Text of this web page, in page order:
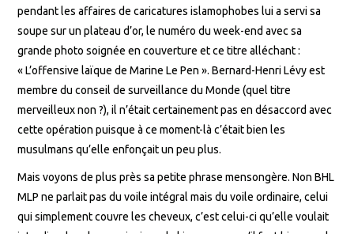
pendant les affaires de caricatures islamophobes lui a servi sa
soupe sur un plateau d’or, le numéro du week-end avec sa
grande photo soignée en couverture et ce titre alléchant :
« L’offensive laïque de Marine Le Pen ». Bernard-Henri Lévy est
membre du conseil de surveillance du Monde (quel titre
merveilleux non ?), il n’était certainement pas en désaccord avec
cette opération puisque à ce moment-là c’était bien les
musulmans qu’elle enfonçait un peu plus.
Mais voyons de plus près sa petite phrase mensongère. Non BHL
MLP ne parlait pas du voile intégral mais du voile ordinaire, celui
qui simplement couvre les cheveux, c’est celui-ci qu’elle voulait